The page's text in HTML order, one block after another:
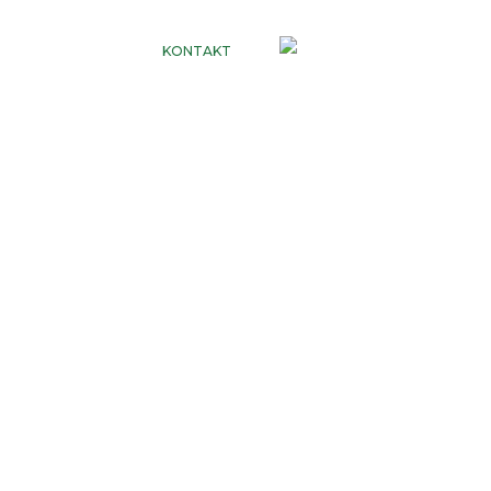
KONTAKT